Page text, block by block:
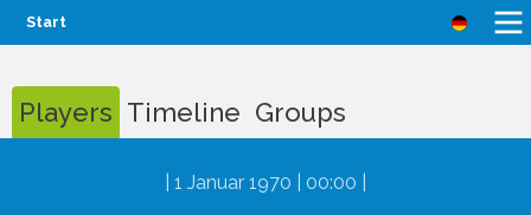
Start
Players Timeline Groups
1 Januar 1970 | 00:00